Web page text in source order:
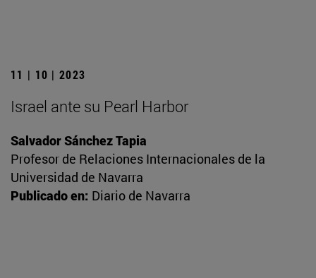
11 | 10 | 2023
Israel ante su Pearl Harbor
Salvador Sánchez Tapia
Profesor de Relaciones Internacionales de la
Universidad de Navarra
Publicado en: Diario de Navarra